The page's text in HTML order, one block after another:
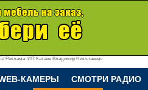
Реклама. ИП Катаев Владимир Николаевич
КАМЕРЫ СМОТРИ РАДИО